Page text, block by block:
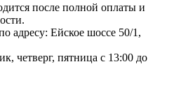
после полной оплаты и
адресу: Ейское шоссе 50/1,
четверг, пятница с 13:00 до